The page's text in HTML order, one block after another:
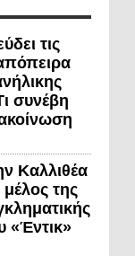
τις
συνέβη
Καλλιθέα
μέλος της
«Έντικ»